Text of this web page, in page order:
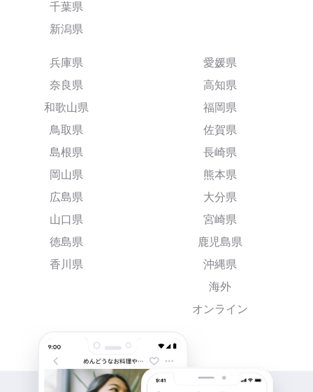
千葉県
新潟県
兵庫県
奈良県
和歌山県
鳥取県
島根県
岡山県
広島県
山口県
徳島県
香川県
愛媛県
高知県
福岡県
佐賀県
長崎県
熊本県
大分県
宮崎県
鹿児島県
沖縄県
海外
オンライン